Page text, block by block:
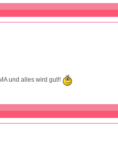
und alles wird gut!!